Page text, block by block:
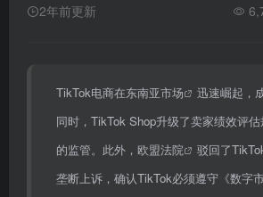
2年前更新
TikTok电商在东南亚市场
迅速崛起，
同时，TikTok Shop升级了卖家绩效评
的监管。此外， 欧盟法院
驳回了
垄断上诉，确认TikTok必须遵守《数字市